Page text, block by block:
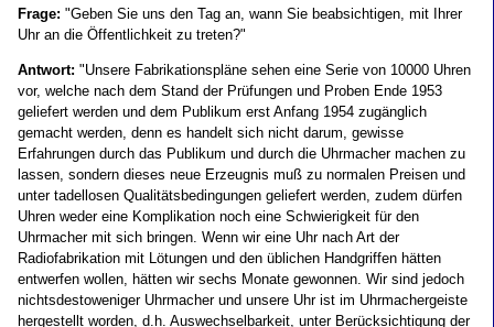
Frage: "Geben Sie uns den Tag an, wann Sie beabsichtigen, mit Ihrer
Uhr an die Öffentlichkeit zu treten?"
Antwort: "Unsere Fabrikationspläne sehen eine Serie von 10000 Uhren
vor, welche nach dem Stand der Prüfungen und Proben Ende 1953
geliefert werden und dem Publikum erst Anfang 1954 zugänglich
gemacht werden, denn es handelt sich nicht darum, gewisse
Erfahrungen durch das Publikum und durch die Uhrmacher machen zu
lassen, sondern dieses neue Erzeugnis muß zu normalen Preisen und
unter tadellosen Qualitätsbedingungen geliefert werden, zudem dürfen
Uhren weder eine Komplikation noch eine Schwierigkeit für den
Uhrmacher mit sich bringen. Wenn wir eine Uhr nach Art der
Radiofabrikation mit Lötungen und den üblichen Handgriffen hätten
entwerfen wollen, hätten wir sechs Monate gewonnen. Wir sind jedoch
nichtsdestoweniger Uhrmacher und unsere Uhr ist im Uhrmachergeiste
hergestellt worden, d.h. Auswechselbarkeit, unter Berücksichtigung der